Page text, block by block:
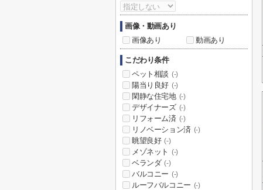
画像・動画あり
画像あり
動画あり
こだわり条件
ペット相談 (-)
陽当り良好 (-)
閑静な住宅地 (-)
デザイナーズ (-)
リフォーム済 (-)
リノベーション済 (-)
眺望良好 (-)
メゾネット (-)
ベランダ (-)
バルコニー (-)
ルーフバルコニー (-)